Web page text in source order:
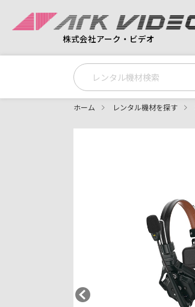
株式会社アーク・ビデオ
ホーム レンタル機材を探す